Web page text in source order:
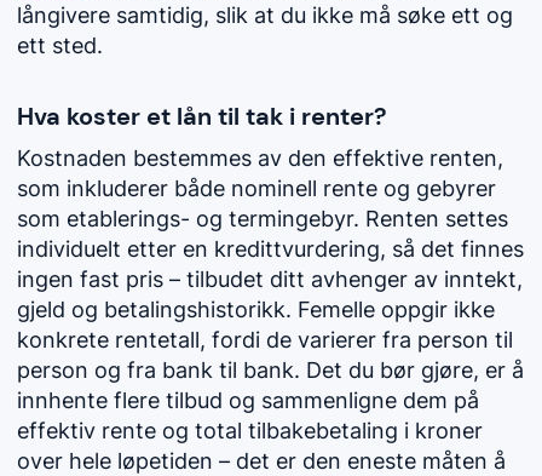
långivere samtidig, slik at du ikke må søke ett og
ett sted.
Hva koster et lån til tak i renter?
Kostnaden bestemmes av den effektive renten,
som inkluderer både nominell rente og gebyrer
som etablerings- og termingebyr. Renten settes
individuelt etter en kredittvurdering, så det finnes
ingen fast pris – tilbudet ditt avhenger av inntekt,
gjeld og betalingshistorikk. Femelle oppgir ikke
konkrete rentetall, fordi de varierer fra person til
person og fra bank til bank. Det du bør gjøre, er å
innhente flere tilbud og sammenligne dem på
effektiv rente og total tilbakebetaling i kroner
over hele løpetiden – det er den eneste måten å